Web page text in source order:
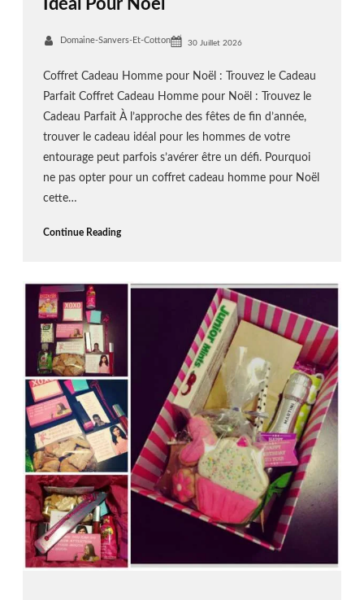
Idéal Pour Noël
Domaine-Sanvers-Et-Cotton 30 Juillet 2026
Coffret Cadeau Homme pour Noël : Trouvez le Cadeau
Parfait Coffret Cadeau Homme pour Noël : Trouvez le
Cadeau Parfait À l’approche des fêtes de fin d’année,
trouver le cadeau idéal pour les hommes de votre
entourage peut parfois s’avérer être un défi. Pourquoi
ne pas opter pour un coffret cadeau homme pour Noël
cette…
Continue Reading